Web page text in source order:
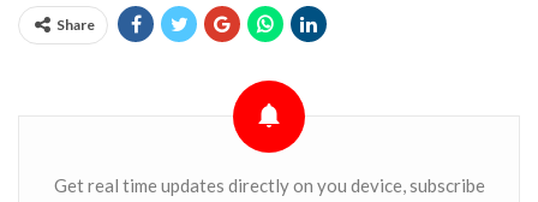
Share
Get real time updates directly on you device, subscribe